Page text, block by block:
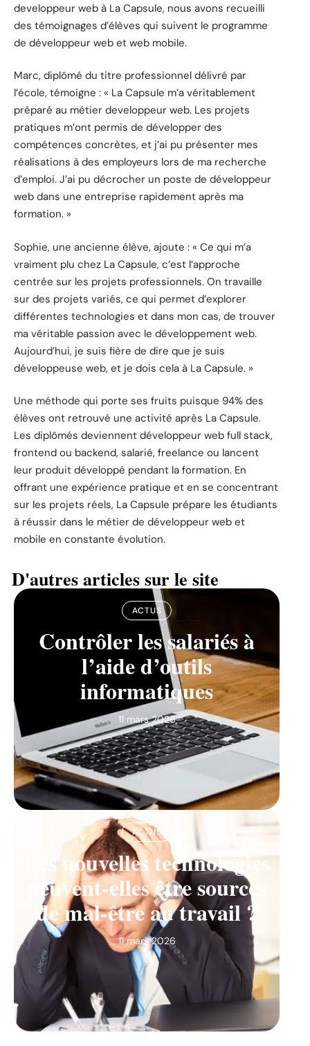
developpeur web à La Capsule, nous avons recueilli
des témoignages d’élèves qui suivent le programme
de développeur web et web mobile.
Marc, diplômé du titre professionnel délivré par
l’école, témoigne : « La Capsule m’a véritablement
préparé au métier developpeur web. Les projets
pratiques m’ont permis de développer des
compétences concrètes, et j’ai pu présenter mes
réalisations à des employeurs lors de ma recherche
d’emploi. J’ai pu décrocher un poste de développeur
web dans une entreprise rapidement après ma
formation. »
Sophie, une ancienne élève, ajoute : « Ce qui m’a
vraiment plu chez La Capsule, c’est l’approche
centrée sur les projets professionnels. On travaille
sur des projets variés, ce qui permet d’explorer
différentes technologies et dans mon cas, de trouver
ma véritable passion avec le développement web.
Aujourd’hui, je suis fière de dire que je suis
développeuse web, et je dois cela à La Capsule. »
Une méthode qui porte ses fruits puisque 94% des
élèves ont retrouvé une activité après La Capsule.
Les diplômés deviennent développeur web full stack,
frontend ou backend, salarié, freelance ou lancent
leur produit développé pendant la formation. En
offrant une expérience pratique et en se concentrant
sur les projets réels, La Capsule prépare les étudiants
à réussir dans le métier de développeur web et
mobile en constante évolution.
D'autres articles sur le site
ACTUS
Contrôler les salariés à
l’aide d’outils
informatiques
11 mars 2026
ACTUS
Les nouvelles technologies
peuvent-elles être sources
de mal-être au travail ?
11 mars 2026